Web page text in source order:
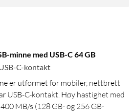
minne med USB-C 64 GB
C-kontakt
er utformet for mobiler, nettbrett
USB-C-kontakt. Høy hastighet med
MB/s (128 GB- og 256 GB-